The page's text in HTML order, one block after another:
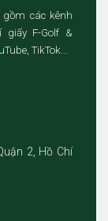
các kênh
F-Golf &
TikTok...
2, Hồ Chí